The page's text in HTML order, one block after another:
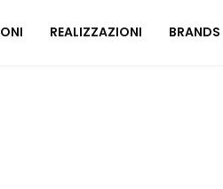
REALIZZAZIONI BRANDS